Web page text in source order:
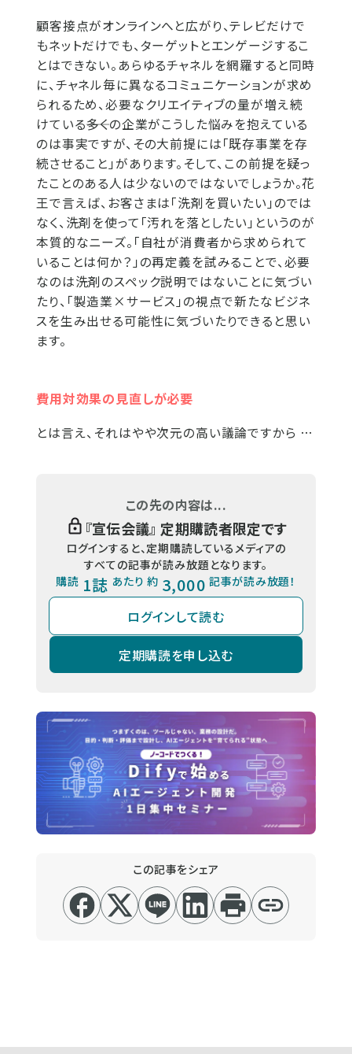
顧客接点がオンラインへと広がり、テレビだけで
もネットだけでも、ターゲットとエンゲージするこ
とはできない。あらゆるチャネルを網羅すると同時
に、チャネル毎に異なるコミュニケーションが求め
られるため、必要なクリエイティブの量が増え続
けている――多くの企業がこうした悩みを抱えている
のは事実ですが、その大前提には「既存事業を存
続させること」があります。そして、この前提を疑っ
たことのある人は少ないのではないでしょうか。花
王で言えば、お客さまは「洗剤を買いたい」のでは
なく、洗剤を使って「汚れを落としたい」というのが
本質的なニーズ。「自社が消費者から求められて
いることは何か？」の再定義を試みることで、必要
なのは洗剤のスペック説明ではないことに気づい
たり、「製造業×サービス」の視点で新たなビジネ
スを生み出せる可能性に気づいたりできると思い
ます。
費用対効果の見直しが必要
とは言え、それはやや次元の高い議論ですから …
この先の内容は...
『宣伝会議』 定期購読者限定です
ログインすると、定期購読しているメディアの
すべての記事が読み放題となります。
購読 1誌 あたり 約 3,000 記事が読み放題！
ログインして読む
定期購読を申し込む
この記事をシェア